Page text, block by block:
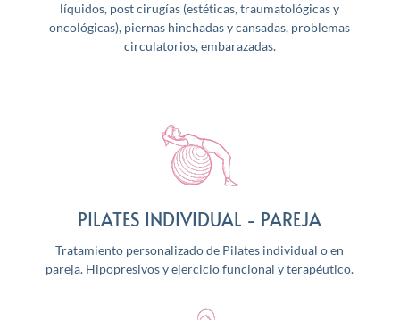
líquidos, post cirugías (estéticas, traumatológicas y
oncológicas), piernas hinchadas y cansadas, problemas
circulatorios, embarazadas.
PILATES INDIVIDUAL - PAREJA
Tratamiento personalizado de Pilates individual o en
pareja. Hipopresivos y ejercicio funcional y terapéutico.